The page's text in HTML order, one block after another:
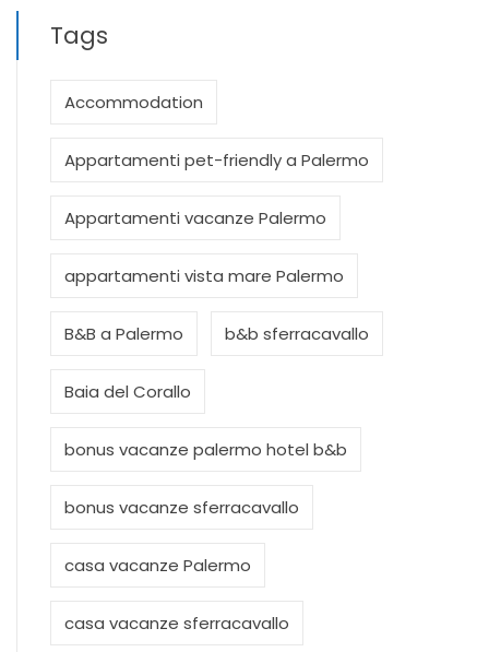
Tags
Accommodation
Appartamenti pet-friendly a Palermo
Appartamenti vacanze Palermo
appartamenti vista mare Palermo
B&B a Palermo b&b sferracavallo
Baia del Corallo
bonus vacanze palermo hotel b&b
bonus vacanze sferracavallo
casa vacanze Palermo
casa vacanze sferracavallo